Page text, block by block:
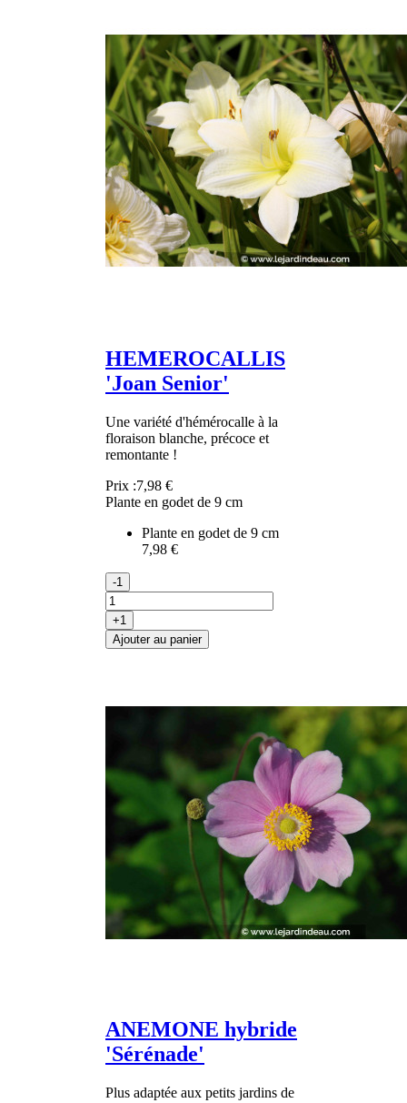
HEMEROCALLIS
'Joan Senior'
Une variété d'hémérocalle à la
floraison blanche, précoce et
remontante !
Prix :7,98 €
Plante en godet de 9 cm
Plante en godet de 9 cm
7,98 €
-1
+1
Ajouter au panier
ANEMONE hybride
'Sérénade'
Plus adaptée aux petits jardins de